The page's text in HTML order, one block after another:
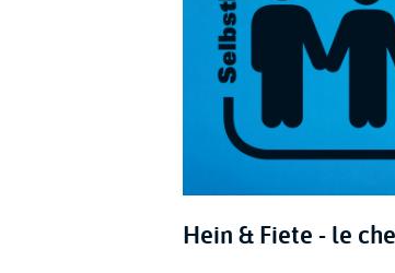
Hein & Fiete - le